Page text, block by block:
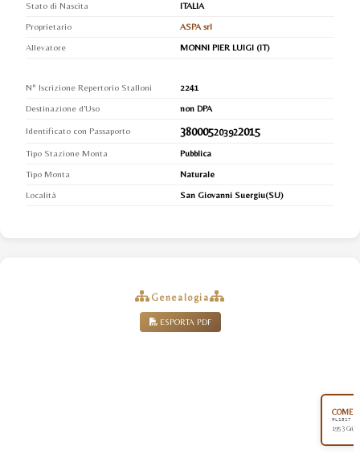
Stato di Nascita
ITALIA
Proprietario
ASPA srl
Allevatore
MONNI PIER LUIGI (IT)
N° Iscrizione Repertorio Stalloni
2241
Destinazione d'Uso
non DPA
Identificato con Passaporto 380005203922015
Tipo Stazione Monta
Pubblica
Tipo Monta
Naturale
Località
San Giovanni Suergiu(SU)
Genealogia
ESPORTA PDF
COMET
PL1517
1953 Grigio